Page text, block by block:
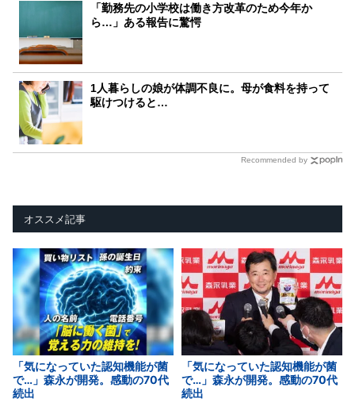
「勤務先の小学校は働き方改革のため今年か
ら…」ある報告に驚愕
1人暮らしの娘が体調不良に。母が食料を持って
駆けつけると…
Recommended by
オススメ記事
「気になっていた認知機能が菌
で…」森永が開発。感動の70代
続出
「気になっていた認知機能が菌
で…」森永が開発。感動の70代
続出